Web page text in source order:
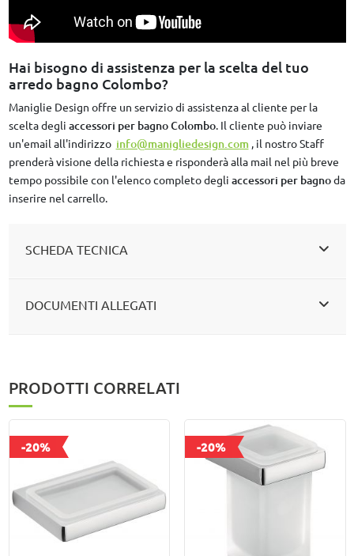
Hai bisogno di assistenza per la scelta del tuo
arredo bagno Colombo?
Maniglie Design offre un servizio di assistenza al cliente per la
scelta degli accessori per bagno Colombo. Il cliente può inviare
un'email all'indirizzo info@manigliedesign.com
, il nostro Staff
prenderà visione della richiesta e risponderà alla mail nel più breve
tempo possibile con l'elenco completo degli accessori per bagnoda
inserire nel carrello.
SCHEDA TECNICA
DOCUMENTI ALLEGATI
PRODOTTI CORRELATI
-20% -20%